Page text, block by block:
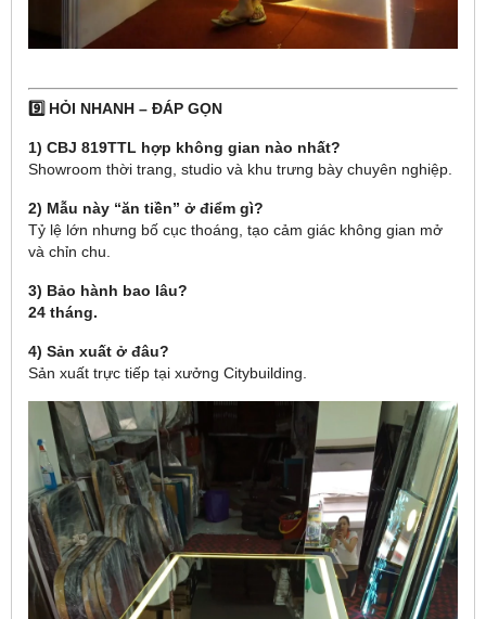
9️⃣ HỎI NHANH – ĐÁP GỌN
1) CBJ 819TTL hợp không gian nào nhất?
Showroom thời trang, studio và khu trưng bày chuyên nghiệp.
2) Mẫu này “ăn tiền” ở điểm gì?
Tỷ lệ lớn nhưng bố cục thoáng, tạo cảm giác không gian mở
và chỉn chu.
3) Bảo hành bao lâu?
24 tháng.
4) Sản xuất ở đâu?
Sản xuất trực tiếp tại xưởng Citybuilding.